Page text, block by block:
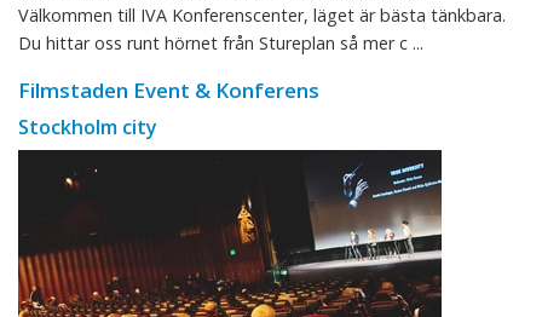
Välkommen till IVA Konferenscenter, läget är bästa tänkbara.
Du hittar oss runt hörnet från Stureplan så mer c ...
Filmstaden Event & Konferens
Stockholm city